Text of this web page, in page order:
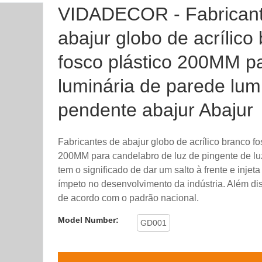
VIDADECOR -
abajur globo de acrílico
fosco plástico 200MM
luminária de parede
pendente abajur Abajur
Fabricantes de abajur globo de acrílico branco
200MM para candelabro de luz de pingente de
tem o significado de dar um salto à frente e
ímpeto no desenvolvimento da indústria. Além
de acordo com o padrão nacional.
Model Number: GD001